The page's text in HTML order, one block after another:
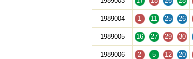
1989004 1 11 25 26
1989005 16 27 29 30
1989006 2 5 12 20